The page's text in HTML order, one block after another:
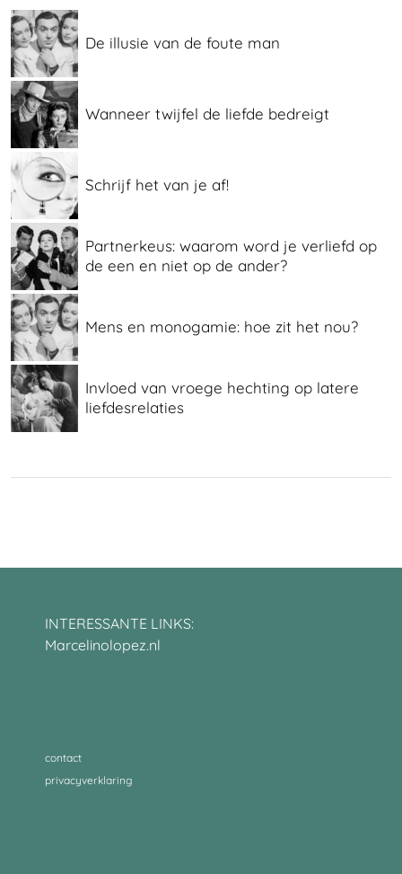
De illusie van de foute man
Wanneer twijfel de liefde bedreigt
Schrijf het van je af!
Partnerkeus: waarom word je verliefd op
de een en niet op de ander?
Mens en monogamie: hoe zit het nou?
Invloed van vroege hechting op latere
liefdesrelaties
INTERESSANTE LINKS:
Marcelinolopez.nl
contact
privacyverklaring